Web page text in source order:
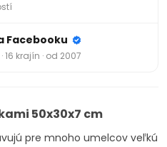
Facebooku
16 krajín · od 2007
50x30x7 cm
pre mnoho umelcov veľkú